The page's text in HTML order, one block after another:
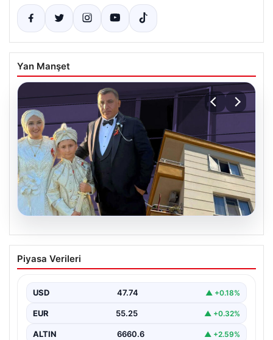
Yan Manşet
06.08.2026
Çanakkale’de böcek ilaçlaması felakete
dönüştü. Yusuf öldü, annesi yoğun
Piyasa Verileri
USD 47.74 ▲ +0.18%
EUR 55.25 ▲ +0.32%
ALTIN 6660.6 ▲ +2.59%